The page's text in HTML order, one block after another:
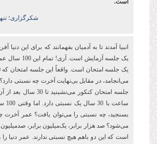
است.
شکرگزاری؛
انبیا آمدند تا به آدمیان بفهمانند که برای این دنیا
یک جلسه آزمایش
بسنجید، چه نسبتی را می‌توان یافت؟ عمر آخرت
می‌شود؟ صد هزار برابر، یک‌میلیون برابر،
است که این دو باهم هیچ نسبتی ندارند. عمر دنیا